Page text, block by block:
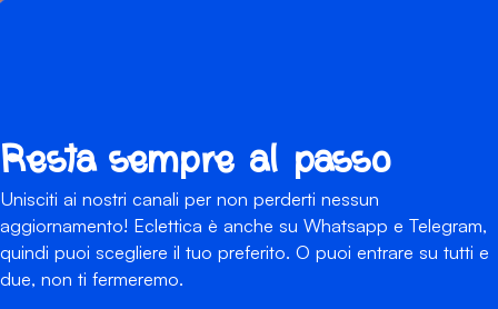
Resta sempre al passo
Unisciti ai nostri canali per non perderti nessun
aggiornamento! Eclettica è anche su Whatsapp e Telegram,
quindi puoi scegliere il tuo preferito. O puoi entrare su tutti e
due, non ti fermeremo.